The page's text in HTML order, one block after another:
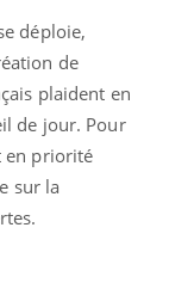
déploie,
de
plaident en
de jour. Pour
en priorité
sur la